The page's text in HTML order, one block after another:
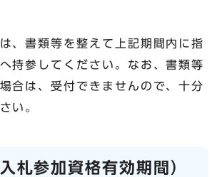
、書類等を整えて上記期間内に指
持参してください。なお、書類等
合は、受付できませんので、十分
い。
札参加資格有効期間）